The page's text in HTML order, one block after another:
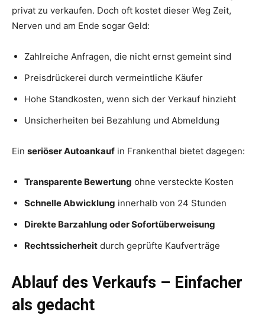
privat zu verkaufen. Doch oft kostet dieser Weg Zeit,
Nerven und am Ende sogar Geld:
Zahlreiche Anfragen, die nicht ernst gemeint sind
Preisdrückerei durch vermeintliche Käufer
Hohe Standkosten, wenn sich der Verkauf hinzieht
Unsicherheiten bei Bezahlung und Abmeldung
Ein seriöser Autoankauf in Frankenthal bietet dagegen:
Transparente Bewertung ohne versteckte Kosten
Schnelle Abwicklung innerhalb von 24 Stunden
Direkte Barzahlung oder Sofortüberweisung
Rechtssicherheit durch geprüfte Kaufverträge
Ablauf des Verkaufs – Einfacher
als gedacht